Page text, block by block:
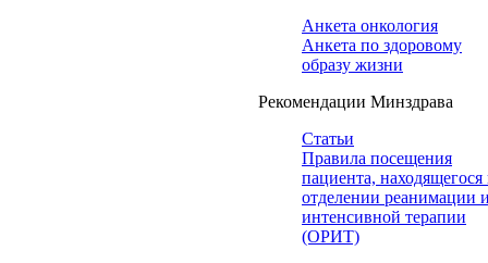
Анкета онкология
Анкета по здоровому
образу жизни
Рекомендации Минздрава
Статьи
Правила посещения
пациента, находящегося
отделении реанимации и
интенсивной терапии
(ОРИТ)